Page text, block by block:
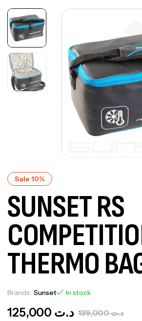
Sale 10%
SUNSET RS
THERMO
Brands: Sunset In stock
د.ت139,000 د.ت